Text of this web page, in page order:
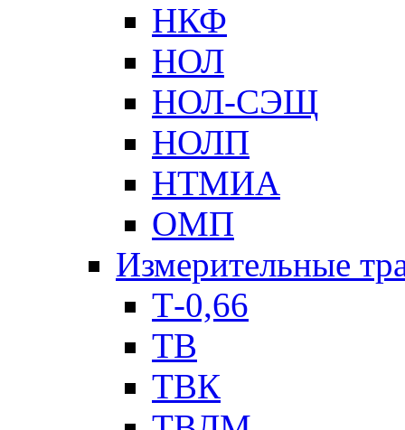
НКФ
НОЛ
НОЛ-СЭЩ
НОЛП
НТМИА
ОМП
Измерительные
Т-0,66
ТВ
ТВК